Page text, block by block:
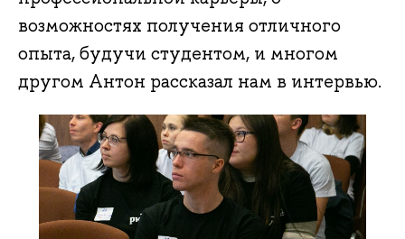
возможностях получения отличного
опыта, будучи студентом, и многом
другом Антон рассказал нам в интервью.